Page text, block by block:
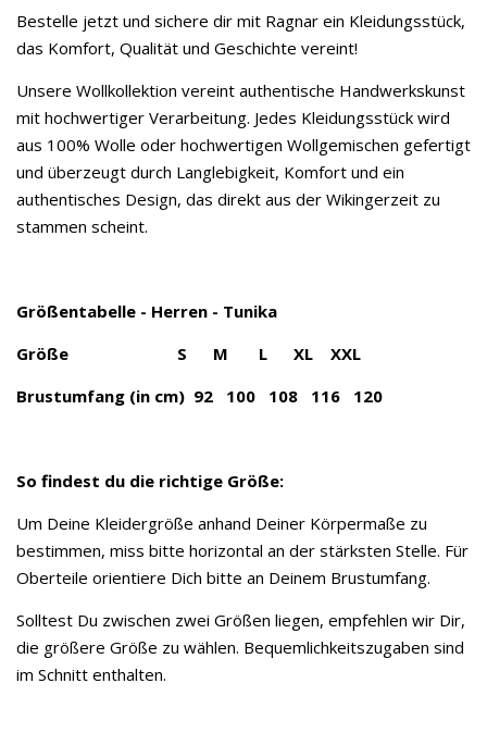
Bestelle jetzt und sichere dir mit Ragnar ein Kleidungsstück,
das Komfort, Qualität und Geschichte vereint!
Unsere Wollkollektion vereint authentische Handwerkskunst
mit hochwertiger Verarbeitung. Jedes Kleidungsstück wird
aus 100% Wolle oder hochwertigen Wollgemischen gefertigt
und überzeugt durch Langlebigkeit, Komfort und ein
authentisches Design, das direkt aus der Wikingerzeit zu
stammen scheint.
Größentabelle - Herren - Tunika
Größe S M L XL XXL
Brustumfang (in cm) 92 100 108 116 120
So findest du die richtige Größe:
Um Deine Kleidergröße anhand Deiner Körpermaße zu
bestimmen, miss bitte horizontal an der stärksten Stelle. Für
Oberteile orientiere Dich bitte an Deinem Brustumfang.
Solltest Du zwischen zwei Größen liegen, empfehlen wir Dir,
die größere Größe zu wählen. Bequemlichkeitszugaben sind
im Schnitt enthalten.